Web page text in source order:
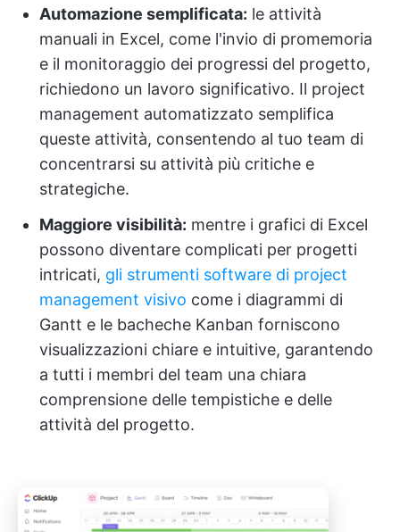
Automazione semplificata: le attività
manuali in Excel, come l'invio di promemoria
e il monitoraggio dei progressi del progetto,
richiedono un lavoro significativo. Il project
management automatizzato semplifica
queste attività, consentendo al tuo team di
concentrarsi su attività più critiche e
strategiche.
Maggiore visibilità: mentre i grafici di Excel
possono diventare complicati per progetti
intricati, gli strumenti software di project
management visivo come i diagrammi di
Gantt e le bacheche Kanban forniscono
visualizzazioni chiare e intuitive, garantendo
a tutti i membri del team una chiara
comprensione delle tempistiche e delle
attività del progetto.